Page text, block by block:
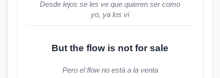
Desde lejos se les ve que quieren ser como
yo, ya los vi
But the flow is not for sale
Pero el flow no está a la venta